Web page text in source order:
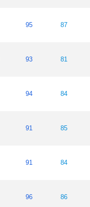
95 87
93 81
94 84
91 85
91 84
96 86